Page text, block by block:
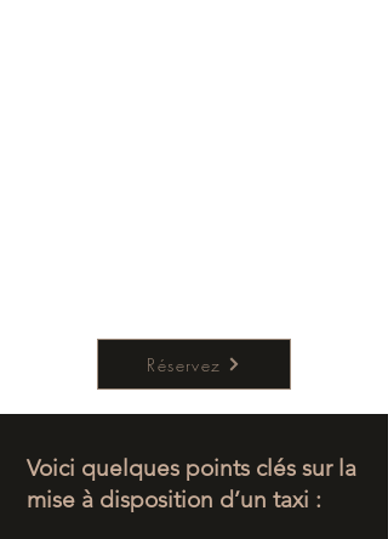
Réservez
Voici quelques points clés sur la
mise à disposition d’un taxi :